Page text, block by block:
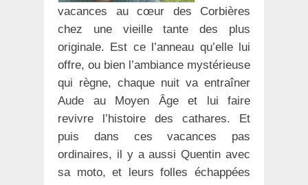
vacances au cœur des Corbières
chez une vieille tante des plus
originale. Est ce l’anneau qu’elle lui
offre, ou bien l’ambiance mystérieuse
qui règne, chaque nuit va entraîner
Aude au Moyen Âge et lui faire
revivre l’histoire des cathares. Et
puis dans ces vacances pas
ordinaires, il y a aussi Quentin avec
sa moto, et leurs folles échappées